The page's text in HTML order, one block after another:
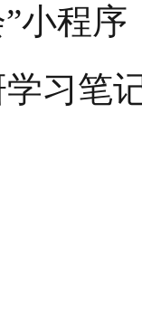
小程序
习笔